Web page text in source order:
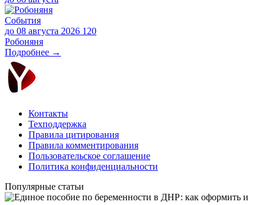
События
до 08 августа 2026 120
Робоняня
Подробнее →
Контакты
Техподдержка
Правила цитирования
Правила комментирования
Пользовательское соглашение
Политика конфиденциальности
Популярные статьи